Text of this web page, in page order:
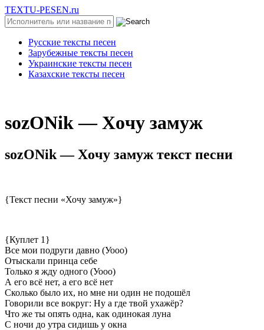
TEXTU-PESEN.ru
Русские тексты песен
Зарубежные тексты песен
Украинские тексты песен
Казахские тексты песен
⁣sоzОNik — Xoчу зaмуж
⁣sоzОNik — Xoчу зaмуж текст песни
{Текст песни «Хочу замуж»}
{Куплет 1}
Все мои подруги давно (Уооо)
Отыскали принца себе
Только я жду одного (Уооо)
А его всё нет, а его всё нет
Сколько было их, но мне ни один не подошёл
Говорили все вокруг: Ну а где твой ухажёр?
Что же ты опять одна, как одинокая луна
С ночи до утра сидишь у окна